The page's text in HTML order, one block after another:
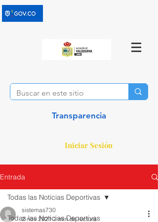
Transparencia
Iniciar Sesión
Entrada
Todas las Noticias Deportivas
Todas las Noticias Deportivas
sistemas730
2 nov 2021 2 min de lectura